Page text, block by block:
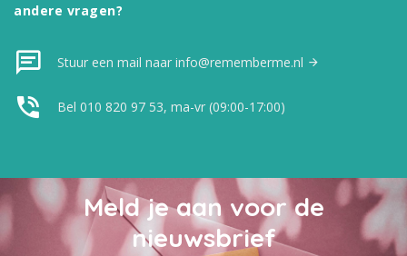
andere vragen?
Stuur een mail naar info@rememberme.nl
Bel 010 820 97 53, ma-vr (09:00-17:00)
Meld je aan voor de
nieuwsbrief